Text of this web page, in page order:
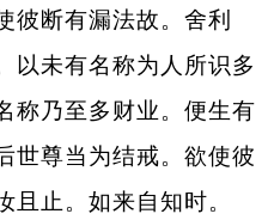
彼断有漏法故。舍利
以未有名称为人所识多
称乃至多财业。便生有
世尊当为结戒。欲使彼
且止。如来自知时。